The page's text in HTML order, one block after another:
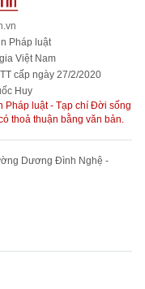
Pháp luật
Việt Nam
cấp ngày 27/2/2020
Huy
Pháp luật - Tạp chí Đời sống
thoả thuận bằng văn bản.
Dương Đình Nghệ -